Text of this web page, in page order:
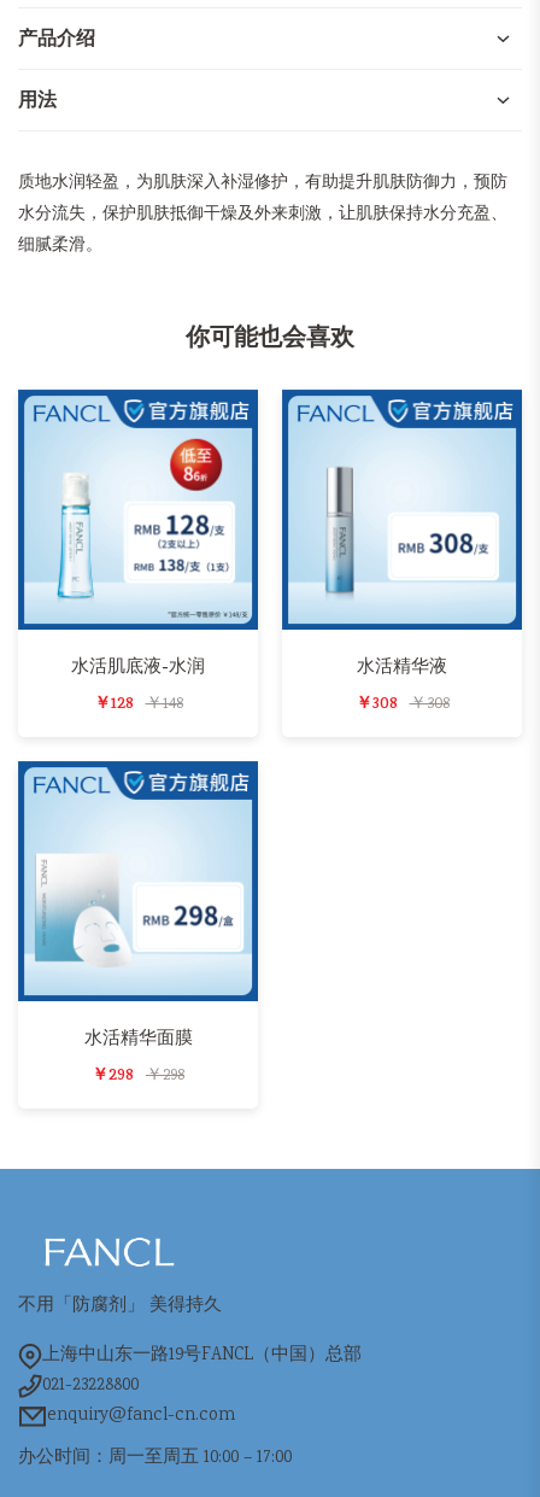
产品介绍
用法
质地水润轻盈，为肌肤深入补湿修护，有助提升肌肤防御力，预防
水分流失，保护肌肤抵御干燥及外来刺激，让肌肤保持水分充盈、
细腻柔滑。
你可能也会喜欢
水活肌底液-水润
￥128 ￥148
水活精华液
￥308 ￥308
水活精华面膜
￥298 ￥298
不用「防腐剂」 美得持久
上海中山东一路19号FANCL（中国）总部
021-23228800
enquiry@fancl-cn.com
办公时间：周一至周五 10:00 – 17:00